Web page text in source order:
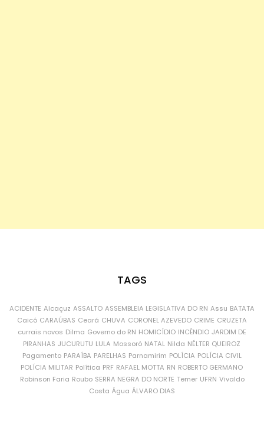
TAGS
ACIDENTE Alcaçuz ASSALTO ASSEMBLEIA LEGISLATIVA DO RN Assu BATATA
Caicó CARAÚBAS Ceará CHUVA CORONEL AZEVEDO CRIME CRUZETA
currais novos Dilma Governo do RN HOMICÍDIO INCÊNDIO JARDIM DE
PIRANHAS JUCURUTU LULA Mossoró NATAL Nilda NÉLTER QUEIROZ
Pagamento PARAÍBA PARELHAS Parnamirim POLÍCIA POLÍCIA CIVIL
POLÍCIA MILITAR Política PRF RAFAEL MOTTA RN ROBERTO GERMANO
Robinson Faria Roubo SERRA NEGRA DO NORTE Temer UFRN Vivaldo
Costa Água ÁLVARO DIAS